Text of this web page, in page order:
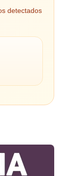
detectados